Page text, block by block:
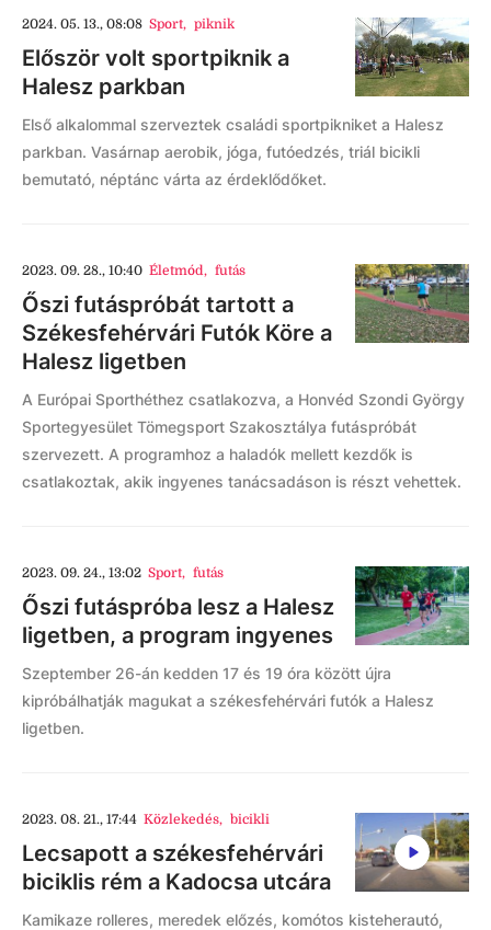
2024. 05. 13., 08:08 Sport, piknik
Először volt sportpiknik a
Halesz parkban
Első alkalommal szerveztek családi sportpikniket a Halesz
parkban. Vasárnap aerobik, jóga, futóedzés, triál bicikli
bemutató, néptánc várta az érdeklődőket.
2023. 09. 28., 10:40 Életmód, futás
Őszi futáspróbát tartott a
Székesfehérvári Futók Köre a
Halesz ligetben
A Európai Sporthéthez csatlakozva, a Honvéd Szondi György
Sportegyesület Tömegsport Szakosztálya futáspróbát
szervezett. A programhoz a haladók mellett kezdők is
csatlakoztak, akik ingyenes tanácsadáson is részt vehettek.
2023. 09. 24., 13:02 Sport, futás
Őszi futáspróba lesz a Halesz
ligetben, a program ingyenes
Szeptember 26-án kedden 17 és 19 óra között újra
kipróbálhatják magukat a székesfehérvári futók a Halesz
ligetben.
2023. 08. 21., 17:44 Közlekedés, bicikli
Lecsapott a székesfehérvári
biciklis rém a Kadocsa utcára
Kamikaze rolleres, meredek előzés, komótos kisteherautó,